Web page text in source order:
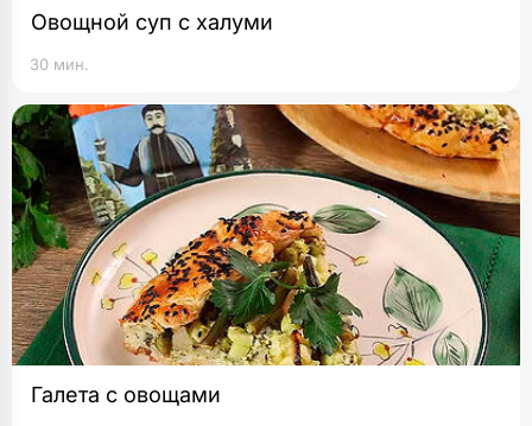
Овощной суп с халуми
30 мин.
Галета с овощами